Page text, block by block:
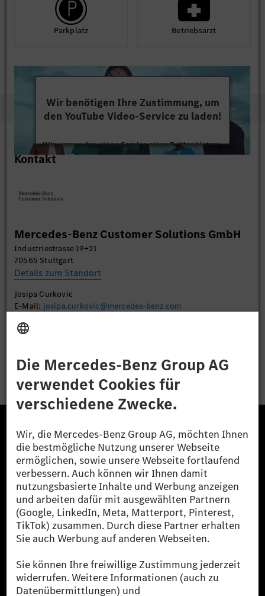
Park­platz Betriebs­arzt
Wir benötigen Ihre Zustimmung, um
den YouTube Video-Service zu laden!
Wir verwenden einen Service eines Drittanbieters,
um Videoinhalte einzubetten. Dieser Service kann
Kontakt
Mercedes-Benz Customer Solutions GmbH
Industriestrasse 19+21
70565 Stuttgart
Details zum Standort
Josipa Curkovic
E-Mail: josipa.curkovic@mercedes-benz.com
Bewerben
Die Mercedes-Benz Group.
Die Mercedes-Benz Group AG (ehemals Daimler AG)
ist eines der erfolgreichsten Automobilunternehmen
der Welt. Mit der Mercedes-Benz AG gehören wir zu
den größten Anbietern von Premium- und Luxus-Pkw
und Vans. Die Mercedes-Benz Mobility AG bietet
Finanzierung, Leasing, Fahrzeugabos und –miete,
Flottenmanagement, digitale Services rund um Laden
und Bezahlen, die Vermittlung von Versicherungen
sowie innovative Mobilitätsdienstleistungen an.